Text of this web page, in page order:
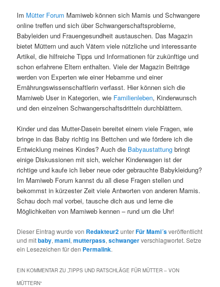
Im Mütter Forum Mamiweb können sich Mamis und Schwangere
online treffen und sich über Schwangerschaftsprobleme,
Babyleiden und Frauengesundheit austauschen. Das Magazin
bietet Müttern und auch Vätern viele nützliche und interessante
Artikel, die hilfreiche Tipps und Informationen für zukünftige und
schon erfahrene Eltern enthalten. Viele der Magazin Beiträge
werden von Experten wie einer Hebamme und einer
Ernährungswissenschaftlerin verfasst. Hier können sich die
Mamiweb User in Kategorien, wie Familienleben, Kinderwunsch
und den einzelnen Schwangerschaftsdritteln durchblättern.
Kinder und das Mutter-Dasein bereitet einem viele Fragen, wie
bringe in das Baby richtig ins Bettchen und wie fördere ich die
Entwicklung meines Kindes? Auch die Babyaustattung bringt
einige Diskussionen mit sich, welcher Kinderwagen ist der
richtige und kaufe ich lieber neue oder gebrauchte Babykleidung?
Im Mamiweb Forum kannst du all diese Fragen stellen und
bekommst in kürzester Zeit viele Antworten von anderen Mamis.
Schau doch mal vorbei, tausche dich aus und lerne die
Möglichkeiten von Mamiweb kennen – rund um die Uhr!
Dieser Eintrag wurde von Redakteur2unterFür Mami´sveröffentlicht
und mitbaby,mami,mutterpass,schwangerverschlagwortet. Setze
ein Lesezeichen für den Permalink.
EIN KOMMENTAR ZU „TIPPS UND RATSCHLÄGE FÜR MÜTTER – VON
MÜTTERN“